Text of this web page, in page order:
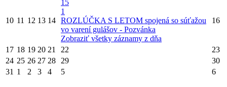
10 11 12 13 14
15
1
ROZLÚČKA S LETOM spojená so súťažou
vo varení gulášov - Pozvánka
Zobraziť všetky záznamy z dňa
16
17 18 19 20 21 22
23
24 25 26 27 28 29
30
31 1 2 3 4 5 6